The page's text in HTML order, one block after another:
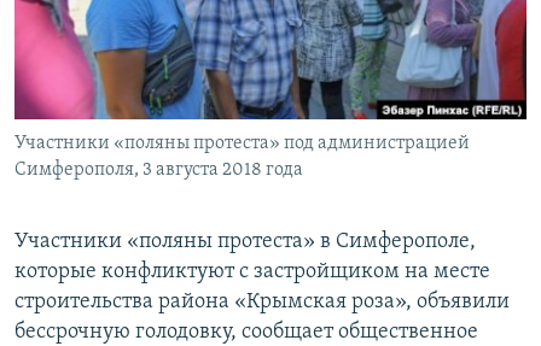
ПОБЕДИТЕЛЕЙ НЕ СУДЯТ?
КРЫМ.НЕПОКОРЕННЫЙ
ELIFBE
УКРАИНСКАЯ ПРОБЛЕМА КРЫМА
ПРИСОЕДИНЯЙТЕСЬ!
Все сайты RFE/RL
Участники «поляны протеста» под администрацией
Симферополя, 3 августа 2018 года
Участники «поляны протеста» в Симферополе,
которые конфликтуют с застройщиком на месте
строительства района «Крымская роза», объявили
бессрочную голодовку, сообщает общественное